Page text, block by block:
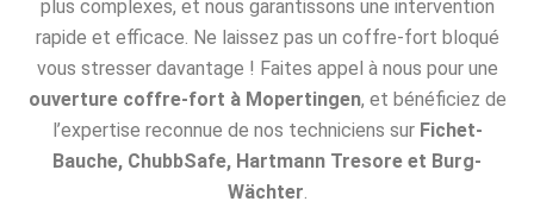
plus complexes, et nous garantissons une intervention
rapide et efficace. Ne laissez pas un coffre-fort bloqué
vous stresser davantage ! Faites appel à nous pour une
ouverture coffre-fort à Mopertingen, et bénéficiez de
l’expertise reconnue de nos techniciens sur Fichet-
Bauche, ChubbSafe, Hartmann Tresore et Burg-
Wächter.